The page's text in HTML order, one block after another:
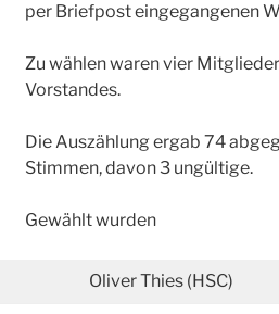
per Briefpost eingegangenen
Zu wählen waren vier
Vorstandes.
Die Auszählung ergab 74
Stimmen, davon 3 ungültige.
Gewählt wurden
Oliver Thies (HSC)